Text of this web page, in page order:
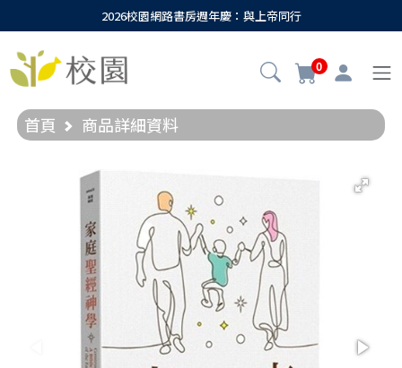
2026校園網路書房週年慶：與上帝同行
0
首頁 商品詳細資料